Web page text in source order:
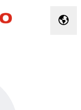
Taal